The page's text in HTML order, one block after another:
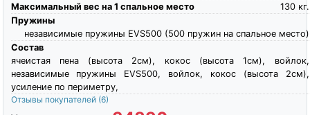
Максимальный вес на 1 спальное место
кг.
130
Пружины
независимые пружины EVS500 (500 пружин на спальное место)
Состав
ячеистая пена (высота 2см), кокос (высота 1см), войлок,
независимые пружины EVS500, войлок, кокос (высота 2см),
усиление по периметру,
Отзывы покупателей (6)